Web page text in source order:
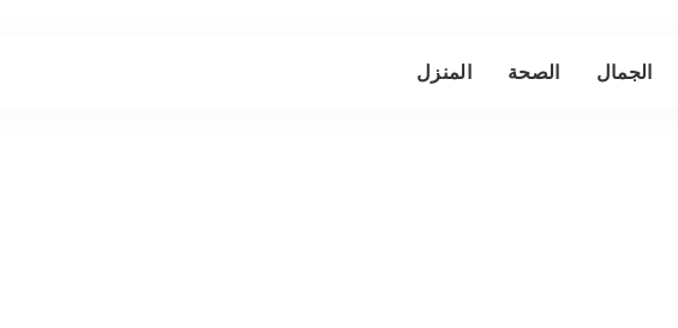
الجمال الصحة المنزل